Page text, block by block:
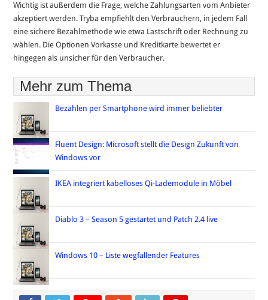
Wichtig ist außerdem die Frage, welche Zahlungsarten vom Anbieter
akzeptiert werden. Tryba empfiehlt den Verbrauchern, in jedem Fall
eine sichere Bezahlmethode wie etwa Lastschrift oder Rechnung zu
wählen. Die Optionen Vorkasse und Kreditkarte bewertet er
hingegen als unsicher für den Verbraucher.
Mehr zum Thema
Bezahlen per Smartphone wird immer beliebter
Fluent Design: Microsoft stellt die Design Zukunft von
Windows vor
IKEA integriert kabelloses Qi-Lademodule in Möbel
Diablo 3 – Season 5 gestartet und Patch 2.4 live
Windows 10 – Liste wegfallender Features